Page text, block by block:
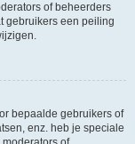
of beheerders
gebruikers een peiling
bepaalde gebruikers of
enz. heb je speciale